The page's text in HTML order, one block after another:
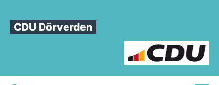
CDU Dörverden